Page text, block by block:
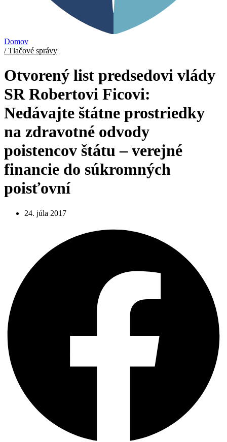
Domov
/ Tlačové správy
Otvorený list predsedovi vlády
SR Robertovi Ficovi:
Nedávajte štátne prostriedky
na zdravotné odvody
poistencov štátu – verejné
financie do súkromných
poisťovní
24. júla 2017